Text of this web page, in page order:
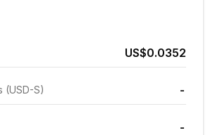
US$0.0352
(USD-S) -
-